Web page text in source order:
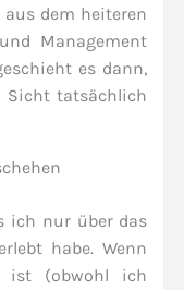
dem heiteren
Management
es dann,
Sicht tatsächlich
ich nur über das
habe. Wenn
ist (obwohl ich